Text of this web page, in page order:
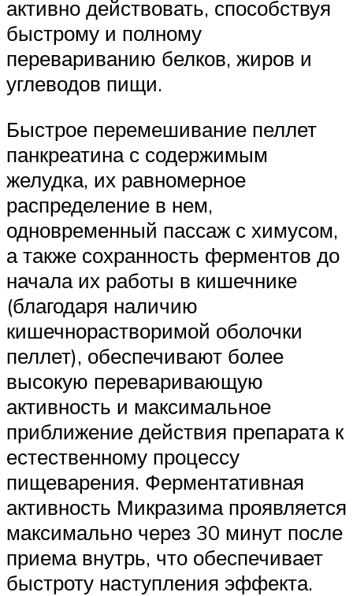
активно действовать, способствуя
быстрому и полному
перевариванию белков, жиров и
углеводов пищи.
Быстрое перемешивание пеллет
панкреатина с содержимым
желудка, их равномерное
распределение в нем,
одновременный пассаж с химусом,
а также сохранность ферментов до
начала их работы в кишечнике
(благодаря наличию
кишечнорастворимой оболочки
пеллет), обеспечивают более
высокую переваривающую
активность и максимальное
приближение действия препарата к
естественному процессу
пищеварения. Ферментативная
активность Микразима проявляется
максимально через 30 минут после
приема внутрь, что обеспечивает
быстроту наступления эффекта.